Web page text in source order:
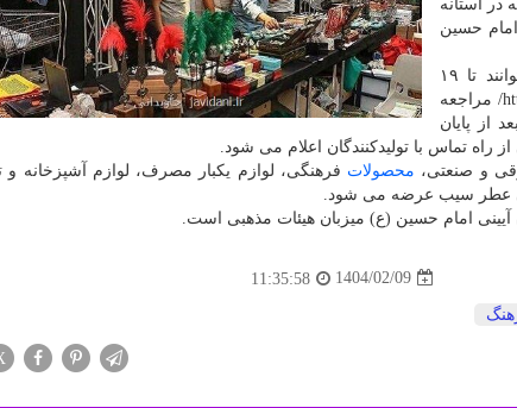
آستانه
حسین
تولیدکنندگان اقلام و وسایل مورد نیاز هیئات مذهبی می توانند تا ۱۹
اردیبهشت ماه به نشانی اینترنتی https: //etresib.farhangsara.ir/ مراجعه
از پایان
راه تماس با تولیدکنندگان اعلام می شود.
و صنعتی، محصولات فرهنگی، لوازم یکبار مصرف، لوازم آشپزخانه و
عطر سیب عرضه می شود.
1404/02/09
11:35:58